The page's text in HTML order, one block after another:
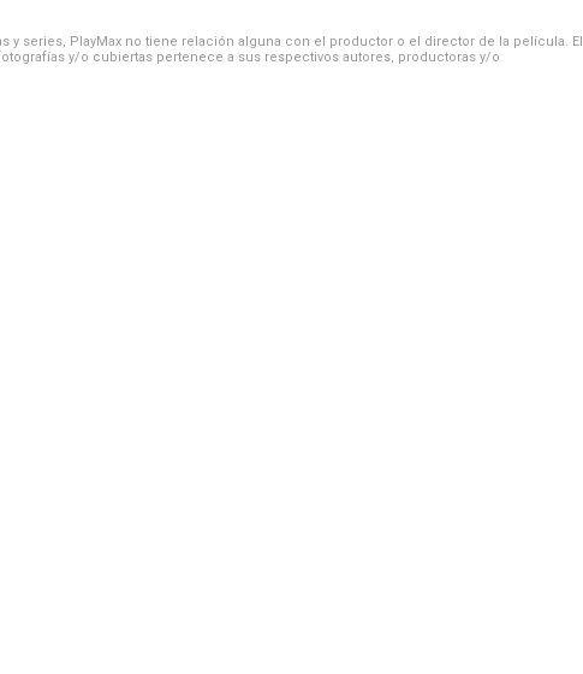
y series, PlayMax no tiene relación alguna con el productor o el director de la película. El
y/o cubiertas pertenece a sus respectivos autores, productoras y/o